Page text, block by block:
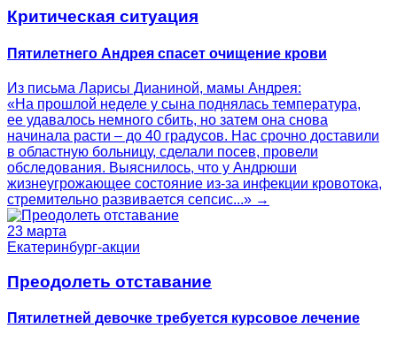
Критическая ситуация
Пятилетнего Андрея спасет очищение крови
Из письма Ларисы Дианиной, мамы Андрея:
«На прошлой неделе у сына поднялась температура,
ее удавалось немного сбить, но затем она снова
начинала расти – до 40 градусов. Нас срочно доставили
в областную больницу, сделали посев, провели
обследования. Выяснилось, что у Андрюши
жизнеугрожающее состояние из-за инфекции кровотока,
стремительно развивается сепсис...» →
23 марта
Екатеринбург-акции
Преодолеть отставание
Пятилетней девочке требуется курсовое лечение